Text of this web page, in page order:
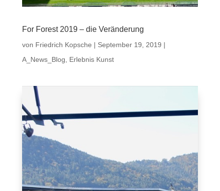
For Forest 2019 – die Veränderung
von Friedrich Kopsche | September 19, 2019 |
A_News_Blog
Erlebnis Kunst